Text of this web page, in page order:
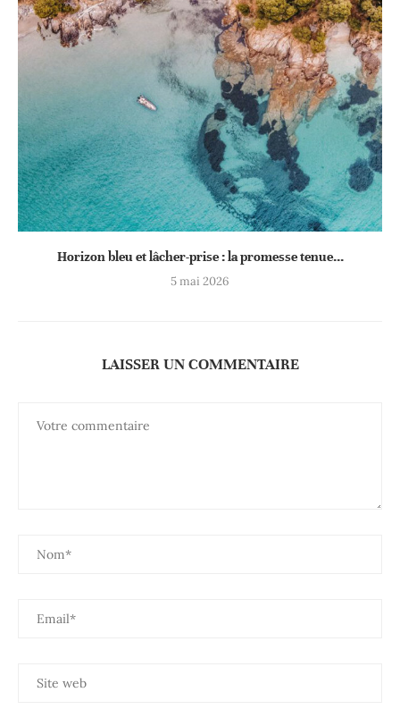
Horizon bleu et lâcher-prise : la promesse tenue...
5 mai 2026
LAISSER UN COMMENTAIRE